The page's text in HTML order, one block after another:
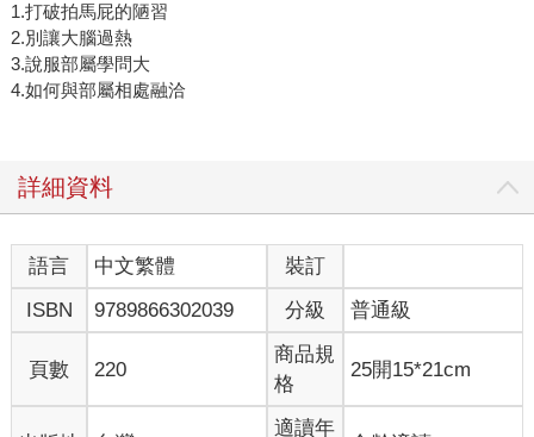
1.打破拍馬屁的陋習
2.別讓大腦過熱
3.說服部屬學問大
4.如何與部屬相處融洽
詳細資料
語言 中文繁體
裝訂
ISBN
9789866302039 分級 普通級
頁數 220
商品規
格
25開15*21cm
適讀年